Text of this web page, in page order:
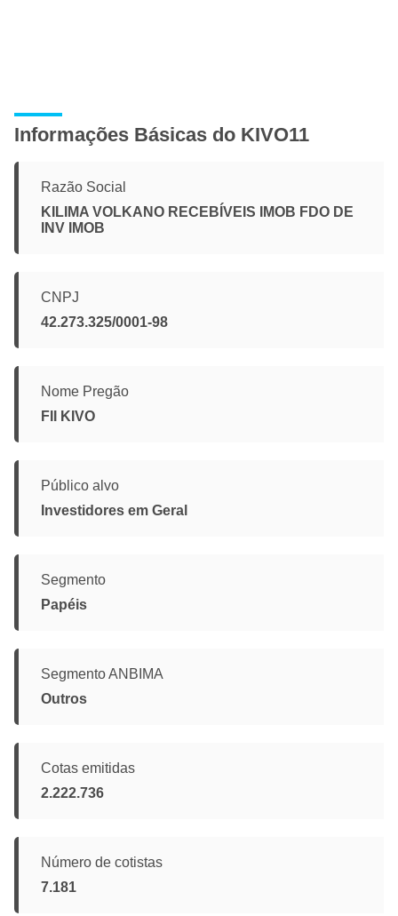
Informações Básicas do KIVO11
Razão Social
KILIMA VOLKANO RECEBÍVEIS IMOB FDO DE
INV IMOB
CNPJ
42.273.325/0001-98
Nome Pregão
FII KIVO
Público alvo
Investidores em Geral
Segmento
Papéis
Segmento ANBIMA
Outros
Cotas emitidas
2.222.736
Número de cotistas
7.181